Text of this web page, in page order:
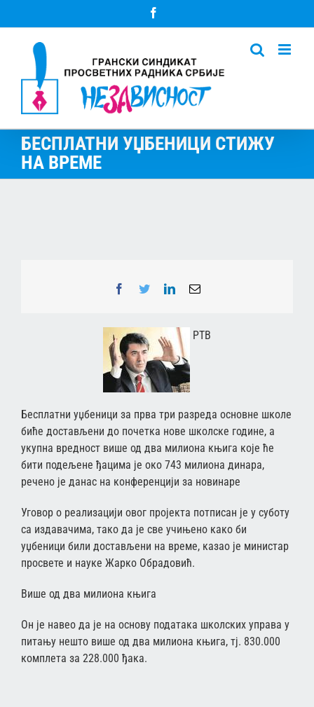
to
БЕСПЛАТНИ УЏБЕНИЦИ СТИЖУ
НА ВРЕМЕ
Facebook
TwitterLinkedInEmail
РТВ
Бесплатни уџбеници за прва три разреда основне школе
биће достављени до почетка нове школске године, а
укупна вредност више од два милиона књига које ће
бити подељене ђацима је око 743 милиона динара,
речено је данас на конференцији за новинаре
Уговор о реализацији овог пројекта потписан је у суботу
са издавачима, тако да је све учињено како би
уџбеници били достављени на време, казао је министар
просвете и науке Жарко Обрадовић.
Више од два милиона књига
Он је навео да је на основу података школских управа у
питању нешто више од два милиона књига, тј. 830.000
комплета за 228.000 ђака.